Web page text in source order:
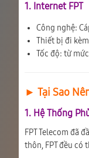
1. Internet FPT
Công nghệ:
Thiết bị đi
Tốc độ: từ
► Tại Sao
1. Hệ Thống
FPT Telecom đã
thôn, FPT đều có